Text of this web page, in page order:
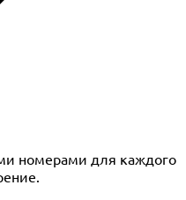
номерами для каждого